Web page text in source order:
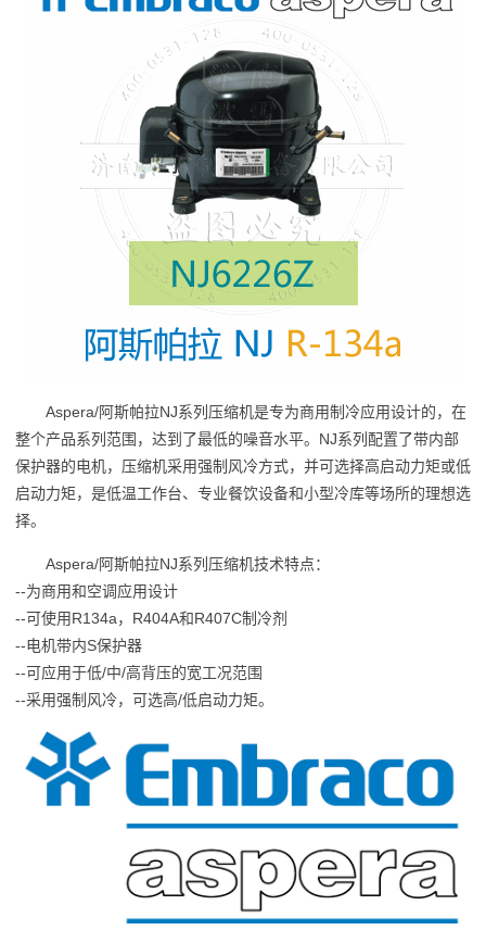
Aspera/阿斯帕拉NJ系列压缩机是专为商用制冷应用设计的，在
整个产品系列范围，达到了最低的噪音水平。NJ系列配置了带内部
保护器的电机，压缩机采用强制风冷方式，并可选择高启动力矩或低
启动力矩，是低温工作台、专业餐饮设备和小型冷库等场所的理想选
择。
Aspera/阿斯帕拉NJ系列压缩机技术特点：
--为商用和空调应用设计
--可使用R134a，R404A和R407C制冷剂
--电机带内S保护器
--可应用于低/中/高背压的宽工况范围
--采用强制风冷，可选高/低启动力矩。